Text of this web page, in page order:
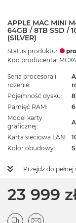
APPLE MAC MINI
64GB / 8TB SSD /
(SILVER)
Status produktu:
Kod producenta:
Seria procesora i
rdzenie
Pojemność dysku
Pamięć RAM
Model karty
graficznej
Karta sieciowa LAN
Kolor obudowy
Przejdź do
23 999